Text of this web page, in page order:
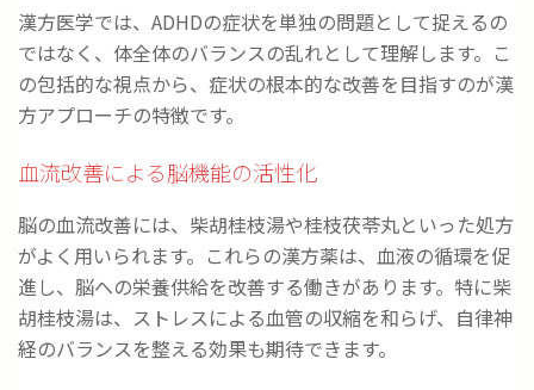
漢方医学では、ADHDの症状を単独の問題として捉えるの
ではなく、体全体のバランスの乱れとして理解します。こ
の包括的な視点から、症状の根本的な改善を目指すのが漢
方アプローチの特徴です。
血流改善による脳機能の活性化
脳の血流改善には、柴胡桂枝湯や桂枝茯苓丸といった処方
がよく用いられます。これらの漢方薬は、血液の循環を促
進し、脳への栄養供給を改善する働きがあります。特に柴
胡桂枝湯は、ストレスによる血管の収縮を和らげ、自律神
経のバランスを整える効果も期待できます。